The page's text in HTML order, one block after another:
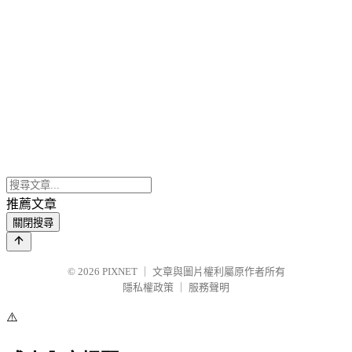
推薦文章
關閉搜尋
© 2026 PIXNET
文章與圖片權利屬原作者所有
隱私權政策
服務聲明
⚠️